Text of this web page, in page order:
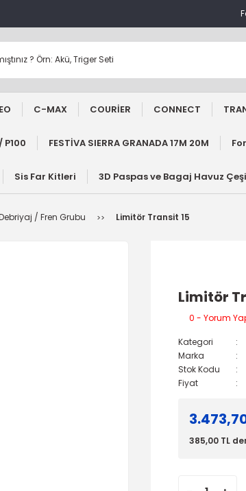
C-MAX COURİER CONNECT
P100 FESTİVA SIERRA GRANADA 17M 20M
Sis Far Kitleri 3D Paspas ve Bagaj Havuz
/ Fren Grubu Limitör Transit 15
Limitör
0 - Yorum
Kategori
Marka
Stok Kodu
Fiyat
385,00 TL